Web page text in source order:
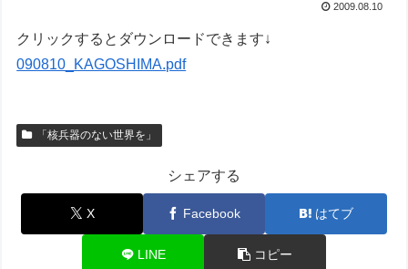
2009.08.10
クリックするとダウンロードできます↓
090810_KAGOSHIMA.pdf
「核兵器のない世界を」
シェアする
X Facebook はてブ
LINE コピー